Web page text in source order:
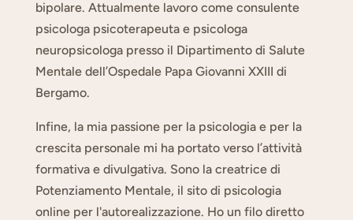
bipolare. Attualmente lavoro come consulente
psicologa psicoterapeuta e psicologa
neuropsicologa presso il Dipartimento di Salute
Mentale dell’Ospedale Papa Giovanni XXIII di
Bergamo.
Infine, la mia passione per la psicologia e per la
crescita personale mi ha portato verso l’attività
formativa e divulgativa. Sono la creatrice di
Potenziamento Mentale, il sito di psicologia
online per l'autorealizzazione. Ho un filo diretto